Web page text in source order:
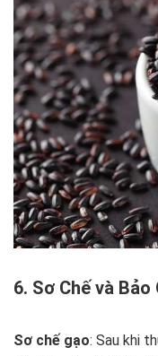
6. Sơ Chế và Bảo
Sơ chế gạo: Sau khi